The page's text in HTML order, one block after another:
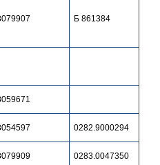
Б 861384
0282.9000294
0283.0047350